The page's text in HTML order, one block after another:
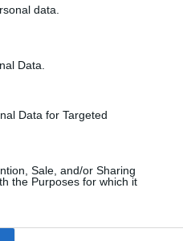
data.
Data.
Data for Targeted
Sale, and/or Sharing
the Purposes for which it